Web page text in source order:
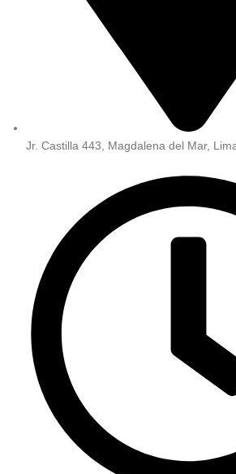
Jr. Castilla 443, Magdalena del Mar,